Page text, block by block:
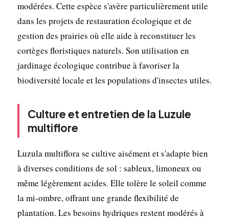
modérées. Cette espèce s'avère particulièrement utile
dans les projets de restauration écologique et de
gestion des prairies où elle aide à reconstituer les
cortèges floristiques naturels. Son utilisation en
jardinage écologique contribue à favoriser la
biodiversité locale et les populations d'insectes utiles.
Culture et entretien de la Luzule
multiflore
Luzula multiflora se cultive aisément et s'adapte bien
à diverses conditions de sol : sableux, limoneux ou
même légèrement acides. Elle tolère le soleil comme
la mi-ombre, offrant une grande flexibilité de
plantation. Les besoins hydriques restent modérés à